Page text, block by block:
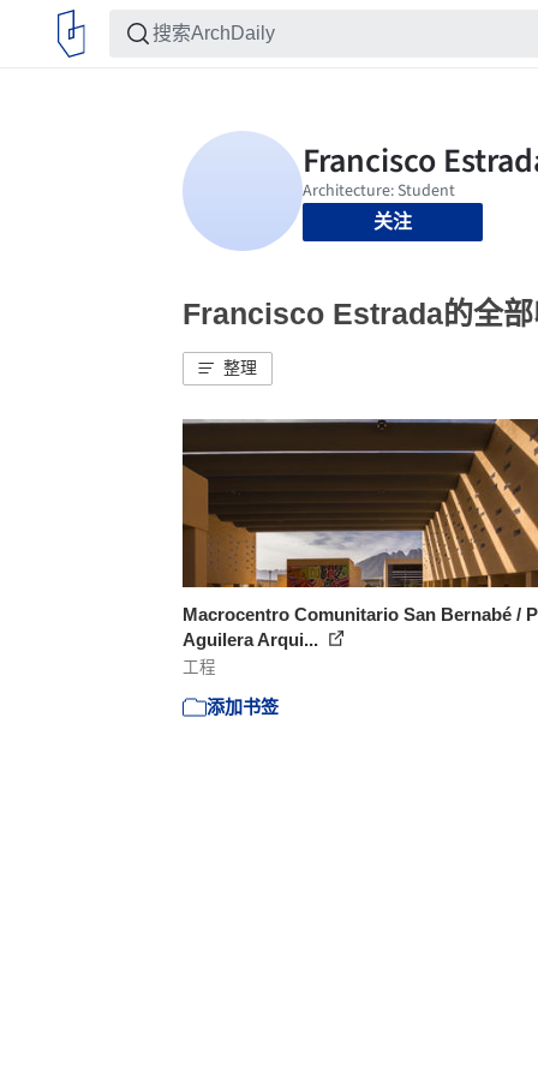
关注
Francisco Estrada的全部
整理
Macrocentro Comunitario San Bernabé /
Aguilera Arqui...
工程
添加书签